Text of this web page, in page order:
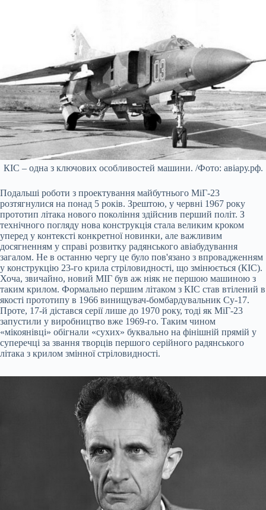
КІС – одна з ключових особливостей машини. /Фото: авіару.рф.
Подальші роботи з проектування майбутнього МіГ-23
розтягнулися на понад 5 років. Зрештою, у червні 1967 року
прототип літака нового покоління здійснив перший політ. З
технічного погляду нова конструкція стала великим кроком
уперед у контексті конкретної новинки, але важливим
досягненням у справі розвитку радянського авіабудування
загалом. Не в останню чергу це було пов'язано з впровадженням
у конструкцію 23-го крила стріловидності, що змінюється (КІС).
Хоча, звичайно, новий МІГ був аж ніяк не першою машиною з
таким крилом. Формально першим літаком з КІС став втілений в
якості прототипу в 1966 винищувач-бомбардувальник Су-17.
Проте, 17-й дістався серії лише до 1970 року, тоді як МіГ-23
запустили у виробництво вже 1969-го. Таким чином
«мікоянівці» обігнали «сухих» буквально на фінішній прямій у
суперечці за звання творців першого серійного радянського
літака з крилом змінної стріловидності.